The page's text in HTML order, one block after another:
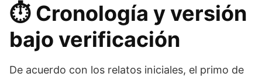
⏱️ Cronología y versión
bajo verificación
De acuerdo con los relatos iniciales, el primo de